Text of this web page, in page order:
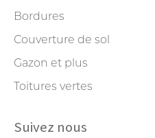
Bordures
Couverture de sol
Gazon et plus
Toitures vertes
Suivez nous